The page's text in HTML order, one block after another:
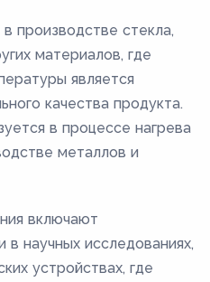
производстве стекла,
материалов, где
является
качества продукта.
в процессе нагрева
металлов и
включают
в научных исследованиях,
устройствах, где